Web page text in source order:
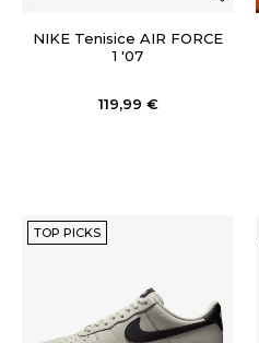
NIKE Tenisice AIR FORCE
1 '07
119,99 €
TOP PICKS